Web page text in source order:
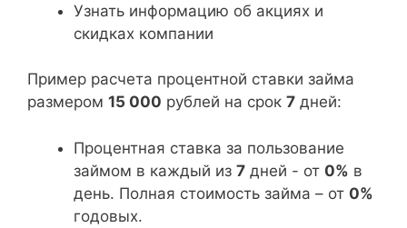
Узнать информацию об акциях и
скидках компании
Пример расчета процентной ставки займа
размером 15 000 рублей на срок 7 дней:
Процентная ставка за пользование
займом в каждый из 7 дней - от 0% в
день. Полная стоимость займа – от 0%
годовых.